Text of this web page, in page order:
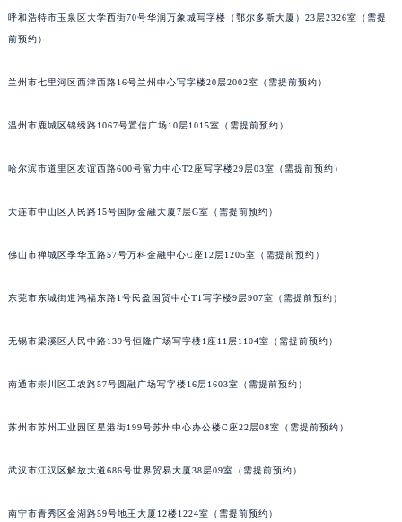
呼和浩特市玉泉区大学西街70号华润万象城写字楼（鄂尔多斯大厦）23层2326室（需提
前预约）
兰州市七里河区西津西路16号兰州中心写字楼20层2002室（需提前预约）
温州市鹿城区锦绣路1067号置信广场10层1015室（需提前预约）
哈尔滨市道里区友谊西路600号富力中心T2座写字楼29层03室（需提前预约）
大连市中山区人民路15号国际金融大厦7层G室（需提前预约）
佛山市禅城区季华五路57号万科金融中心C座12层1205室（需提前预约）
东莞市东城街道鸿福东路1号民盈国贸中心T1写字楼9层907室（需提前预约）
无锡市梁溪区人民中路139号恒隆广场写字楼1座11层1104室（需提前预约）
南通市崇川区工农路57号圆融广场写字楼16层1603室（需提前预约）
苏州市苏州工业园区星港街199号苏州中心办公楼C座22层08室（需提前预约）
武汉市江汉区解放大道686号世界贸易大厦38层09室（需提前预约）
南宁市青秀区金湖路59号地王大厦12楼1224室（需提前预约）